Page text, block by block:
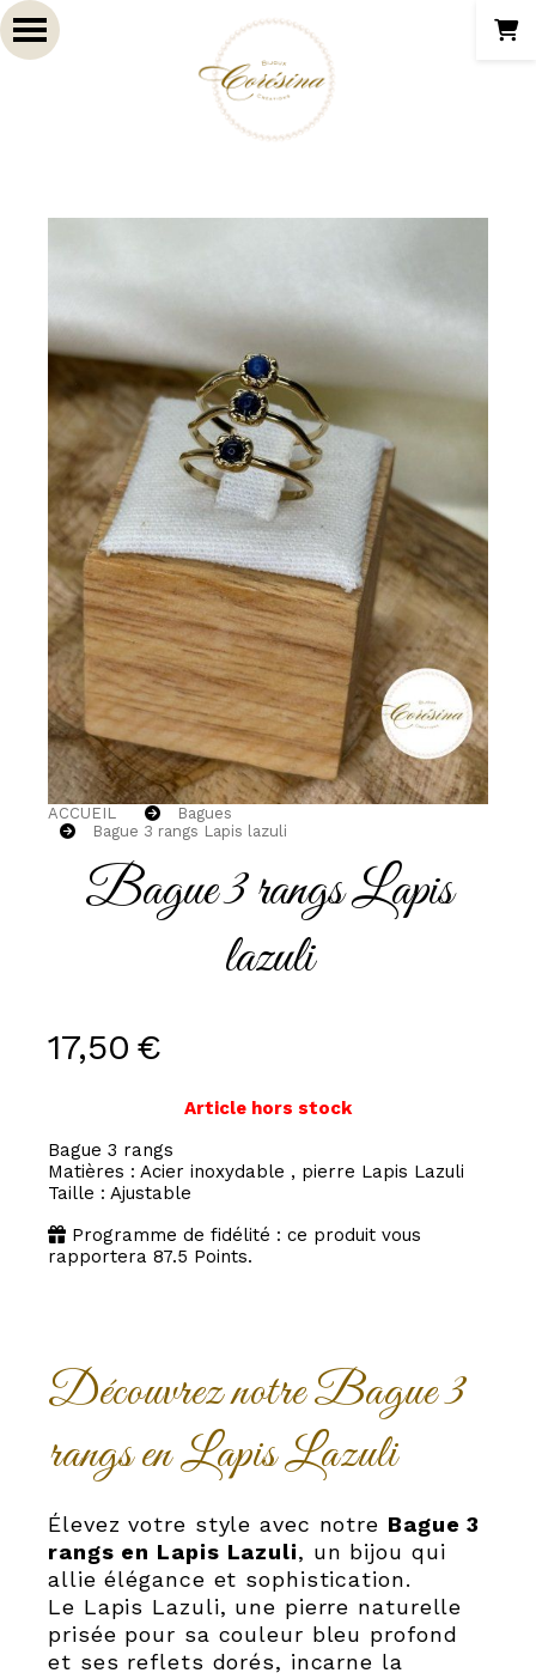
ACCUEIL
Bagues
Bague 3 rangs Lapis lazuli
Bague 3 rangs Lapis
lazuli
17,50 €
Article hors stock
Bague 3 rangs
Matières : Acier inoxydable , pierre Lapis Lazuli
Taille : Ajustable
Programme de fidélité : ce produit vous
rapportera 87.5 Points.
Découvrez notre Bague 3
rangs en Lapis Lazuli
Élevez votre style avec notre Bague 3
rangs en Lapis Lazuli, un bijou qui
allie élégance et sophistication.
Le Lapis Lazuli, une pierre naturelle
prisée pour sa couleur bleu profond
et ses reflets dorés, incarne la
Panneau de gestion des cookies